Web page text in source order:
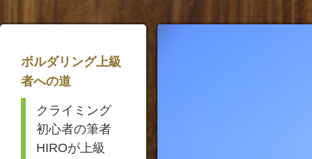
ボルダリング上級
者への道
クライミング
初心者の筆者
HIROが上級